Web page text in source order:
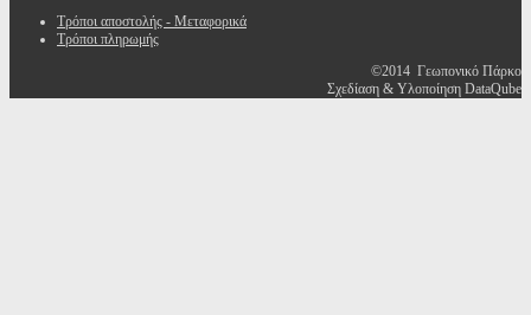
Τρόποι αποστολής - Μεταφορικά
Τρόποι πληρωμής
©2014 Γεωπονικό Πάρκο
Σχεδίαση & Υλοποίηση DataQube